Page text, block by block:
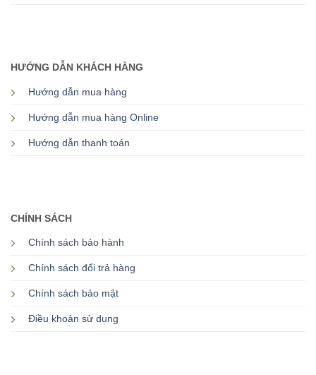
HƯỚNG DẪN KHÁCH HÀNG
Hướng dẫn mua hàng
Hướng dẫn mua hàng Online
Hướng dẫn thanh toán
CHÍNH SÁCH
Chính sách bảo hành
Chính sách đổi trả hàng
Chính sách bảo mật
Điều khoản sử dụng